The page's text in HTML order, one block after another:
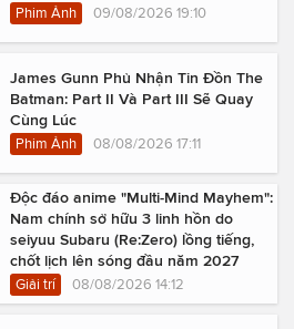
Phim Ảnh 09/08/2026 19:10
James Gunn Phủ Nhận Tin Đồn The
Batman: Part II Và Part III Sẽ Quay
Cùng Lúc
Phim Ảnh 08/08/2026 17:11
Độc đáo anime "Multi-Mind Mayhem":
Nam chính sở hữu 3 linh hồn do
seiyuu Subaru (Re:Zero) lồng tiếng,
chốt lịch lên sóng đầu năm 2027
Giải trí 08/08/2026 14:12